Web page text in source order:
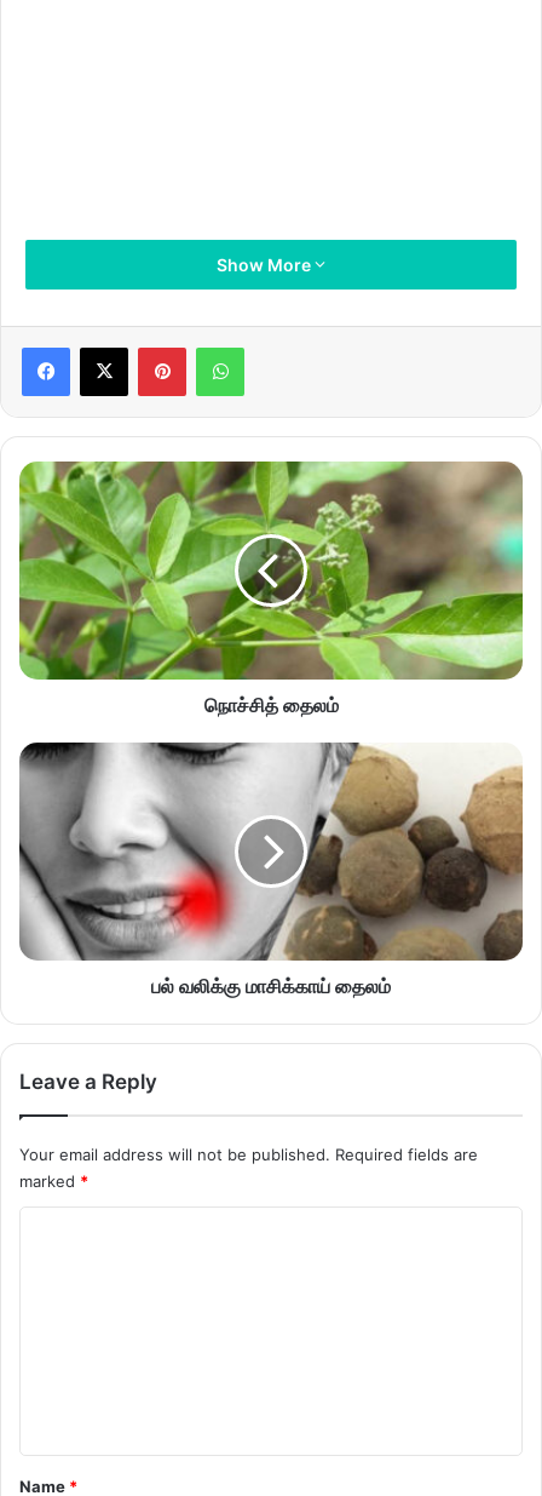
Show More
நொச்சித் தைலம்
பல் வலிக்கு மாசிக்காய் தைலம்
Leave a Reply
Your email address will not be published. Required fields are
marked *
*
Name *